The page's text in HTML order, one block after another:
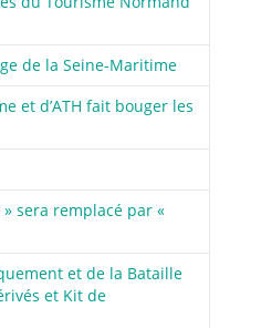
de la Seine-Maritime
et d’ATH fait bouger les
sera remplacé par «
et de la Bataille
et Kit de